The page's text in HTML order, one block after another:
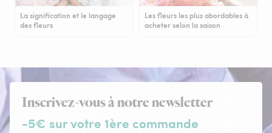
La signification et le langage
des fleurs
Les fleurs les plus abordables à
acheter selon la saison
Inscrivez-vous à notre newsletter
-5€ sur votre 1ère commande